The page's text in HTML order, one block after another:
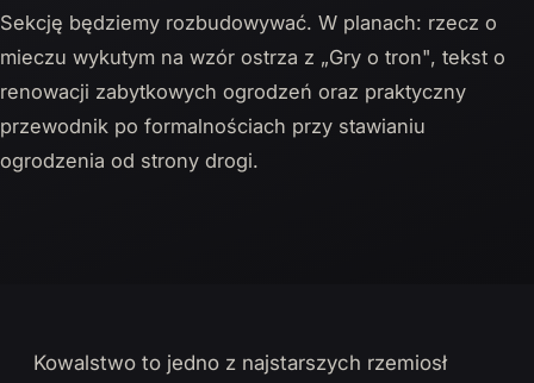
Sekcję będziemy rozbudowywać. W planach: rzecz o
mieczu wykutym na wzór ostrza z „Gry o tron", tekst o
renowacji zabytkowych ogrodzeń oraz praktyczny
przewodnik po formalnościach przy stawianiu
ogrodzenia od strony drogi.
Kowalstwo to jedno z najstarszych rzemiosł